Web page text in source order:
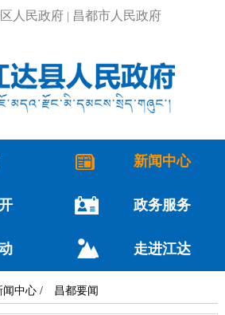
人民政府 昌都市人民政府
新闻中心
政务服务
走进江达
闻中心/ 昌都要闻